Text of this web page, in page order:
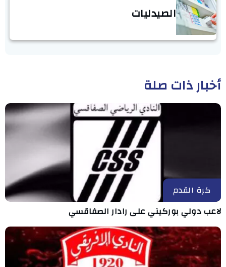
الصيدليات
أخبار ذات صلة
كرة القدم
لاعب دولي بوركيني على رادار الصفاقسي